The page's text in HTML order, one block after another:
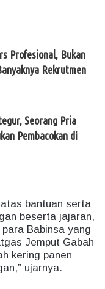
Profesional, Bukan
Rekrutmen
Seorang Pria
Pembacokan di
bantuan serta
beserta jajaran,
Babinsa yang
Jemput Gabah
kering panen
ujarnya.